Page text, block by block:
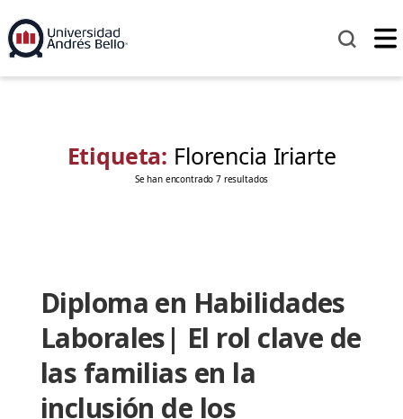
Etiqueta: Florencia Iriarte
Se han encontrado 7 resultados
Diploma en Habilidades
Laborales| El rol clave de
las familias en la
inclusión de los